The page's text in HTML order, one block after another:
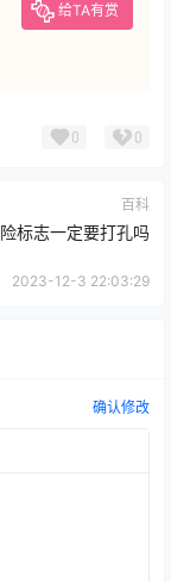
给TA有赏
0 0
百科
标志一定要打孔吗
2023-12-3 22:03:29
确认修改